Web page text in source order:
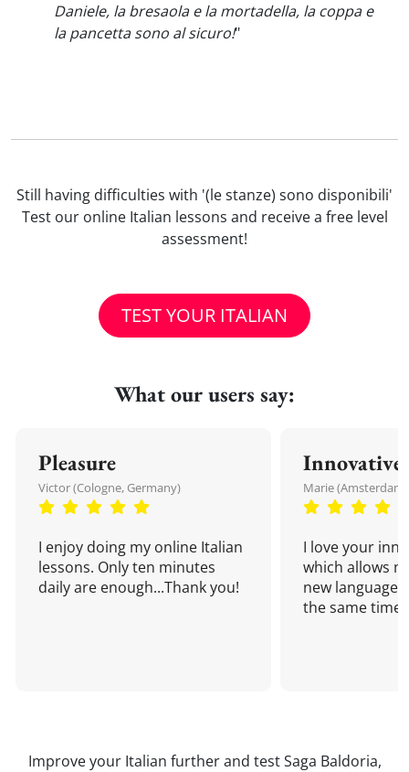
Daniele, la bresaola e la mortadella, la coppa e
la pancetta sono al sicuro!"
Still having difficulties with '(le stanze) sono disponibili'
Test our online Italian lessons and receive a free level
assessment!
TEST YOUR ITALIAN
What our users say:
Pleasure
Victor (Cologne, Germany)
I enjoy doing my online Italian
lessons. Only ten minutes
daily are enough...Thank you!
Innovative
Marie
I love your
which allows
new language
the same time!
Improve your Italian further and test Saga Baldoria,